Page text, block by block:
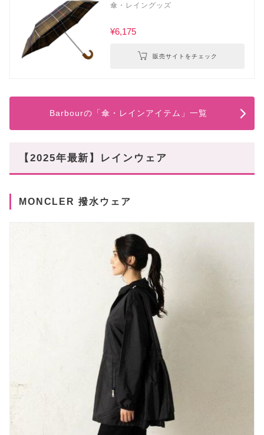
傘・レイングッズ
¥6,175
販売サイトをチェック
Barbourの「傘・レインアイテム」一覧
【2025年最新】レインウェア
MONCLER 撥水ウェア